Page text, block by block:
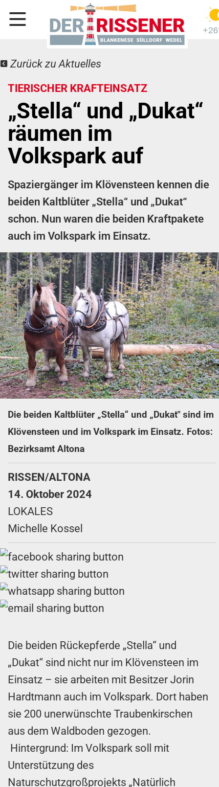
Zurück zu Aktuelles
TIERISCHER KRAFTEINSATZ
„Stella“ und „Dukat“
räumen im
Volkspark auf
Spaziergänger im Klövensteen kennen die
beiden Kaltblüter „Stella“ und „Dukat“
schon. Nun waren die beiden Kraftpakete
auch im Volkspark im Einsatz.
Die beiden Kaltblüter „Stella“ und „Dukat" sind im
Klövensteen und im Volkspark im Einsatz. Fotos:
Bezirksamt Altona
RISSEN/ALTONA
14. Oktober 2024
LOKALES
Michelle Kossel
Die beiden Rückepferde „Stella“ und
„Dukat“ sind nicht nur im Klövensteen im
Einsatz – sie arbeiten mit Besitzer Jorin
Hardtmann auch im Volkspark. Dort haben
sie 200 unerwünschte Traubenkirschen
aus dem Waldboden gezogen.
Hintergrund: Im Volkspark soll mit
Unterstützung des
Naturschutzgroßprojekts „Natürlich